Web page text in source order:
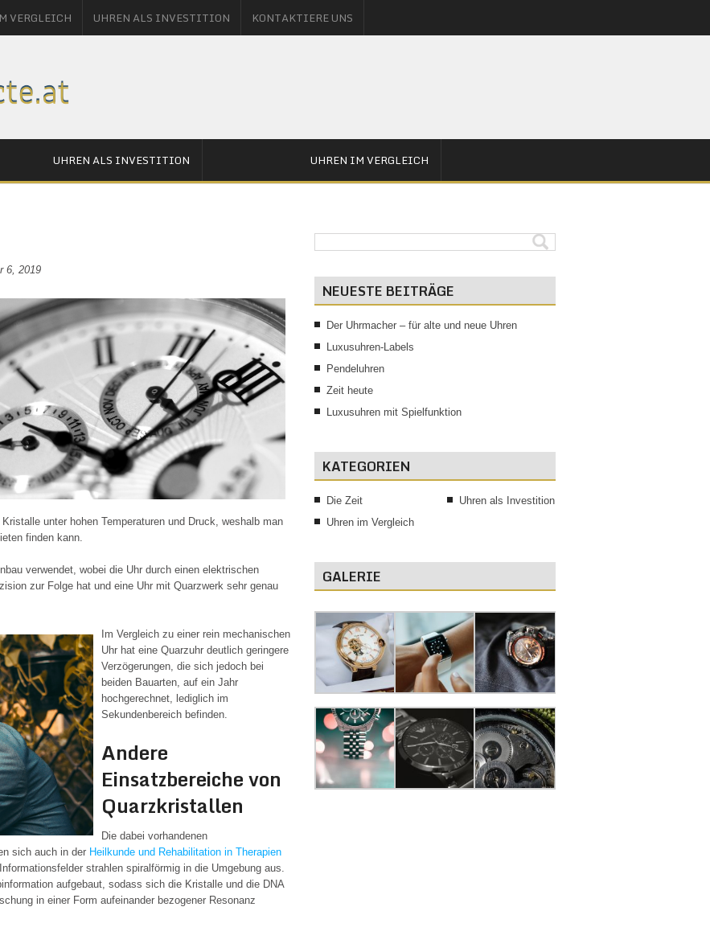
VERGLEICH UHREN ALS INVESTITION KONTAKTIERE UNS
UHREN ALS INVESTITION UHREN IM VERGLEICH
6, 2019
unter hohen Temperaturen und Druck, weshalb man
finden kann.
verwendet, wobei die Uhr durch einen elektrischen
zur Folge hat und eine Uhr mit Quarzwerk sehr genau
Im Vergleich zu einer rein mechanischen
Uhr hat eine Quarzuhr deutlich geringere
Verzögerungen, die sich jedoch bei
beiden Bauarten, auf ein Jahr
hochgerechnet, lediglich im
Sekundenbereich befinden.
Andere
Einsatzbereiche von
Quarzkristallen
Die dabei vorhandenen
sich auch in der Heilkunde und Rehabilitation in Therapien
strahlen spiralförmig in die Umgebung aus.
aufgebaut, sodass sich die Kristalle und die DNA
in einer Form aufeinander bezogener Resonanz
NEUESTE BEITRÄGE
Der Uhrmacher – für alte und neue Uhren
Luxusuhren-Labels
Pendeluhren
Zeit heute
Luxusuhren mit Spielfunktion
KATEGORIEN
Die Zeit
Uhren als Investition
Uhren im Vergleich
GALERIE